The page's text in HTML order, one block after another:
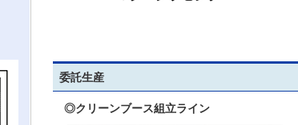
委託生産
◎クリーンブース組立ライン